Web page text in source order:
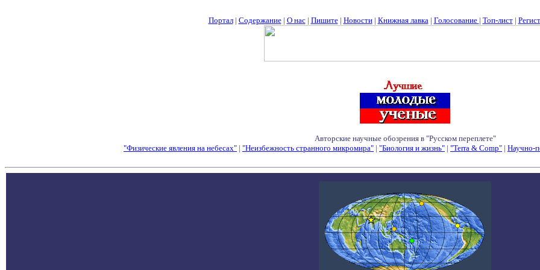
Портал| Содержание| О нас| Пишите| Новости| Книжная лавка| Голосование | Топ-лист|
Авторские научные обозрения в "Русском переплете"
"Физические явления на небесах" | "Неизбежность странного микромира" | "Биология и жизнь" | "Terra & Comp" | Научно-